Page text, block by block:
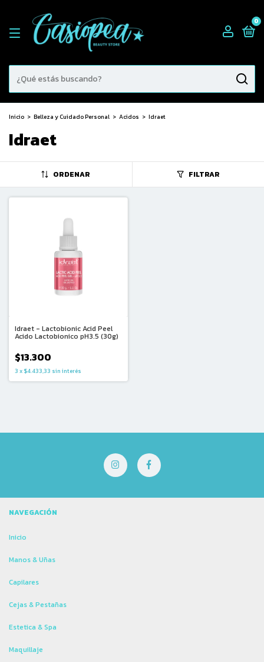
0
Inicio > Belleza y Cuidado Personal > Acidos > Idraet
Idraet
ORDENAR FILTRAR
Idraet - Lactobionic Acid Peel
Acido Lactobionico pH3.5 (30g)
$13.300
3 x $4.433,33 sin interés
NAVEGACIÓN
Inicio
Manos & Uñas
Capilares
Cejas & Pestañas
Estetica & Spa
Maquillaje